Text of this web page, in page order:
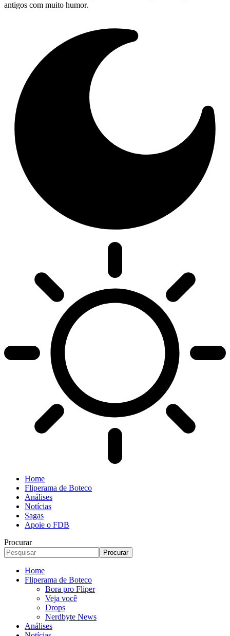
antigos com muito humor.
Home
Fliperama de Boteco
Análises
Notícias
Sagas
Apoie o FDB
Procurar
Home
Fliperama de Boteco
Bora pro Fliper
Veja você
Drops
Nerdbyte News
Análises